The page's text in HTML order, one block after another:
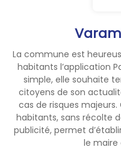
La commune est
habitants l’application
simple, elle souhaite
citoyens de son
cas de risques
habitants, sans récolte
publicité, permet
le maire